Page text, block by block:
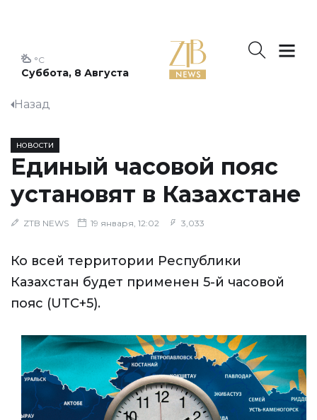
Суббота, 8 Августа
°C
Назад
НОВОСТИ
Единый часовой пояс
установят в Казахстане
ZTB NEWS 19 января, 12:02 3,033
Ко всей территории Республики
Казахстан будет применен 5-й часовой
пояс (UTC+5).